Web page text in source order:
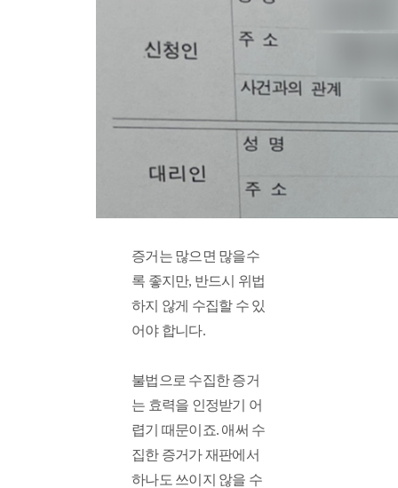
증거는 많으면 많을수
록 좋지만, 반드시 위법
하지 않게 수집할 수 있
어야 합니다.
불법으로 수집한 증거
는 효력을 인정받기 어
렵기 때문이죠. 애써 수
집한 증거가 재판에서
하나도 쓰이지 않을 수